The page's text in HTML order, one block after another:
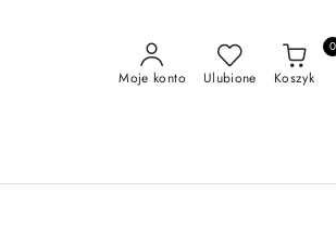
Moje konto Ulubione Koszyk
0